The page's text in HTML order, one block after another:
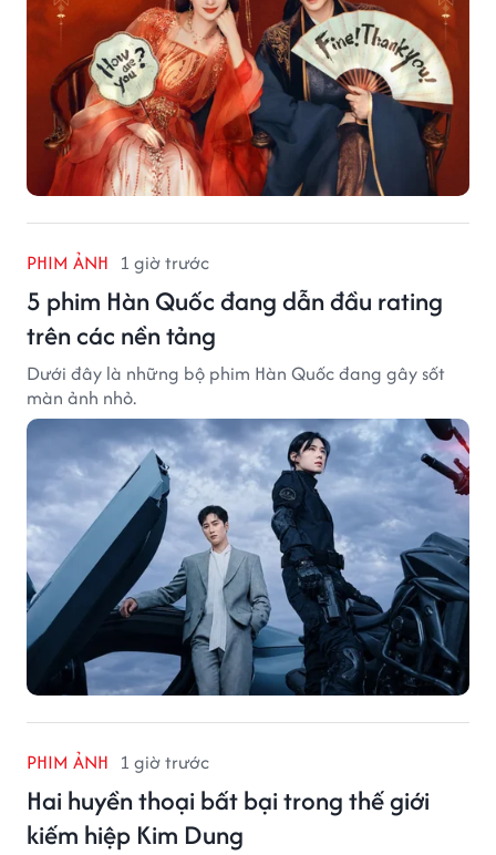
PHIM ẢNH 1 giờ trước
5 phim Hàn Quốc đang dẫn đầu rating
trên các nền tảng
Dưới đây là những bộ phim Hàn Quốc đang gây sốt
màn ảnh nhỏ.
PHIM ẢNH 1 giờ trước
Hai huyền thoại bất bại trong thế giới
kiếm hiệp Kim Dung